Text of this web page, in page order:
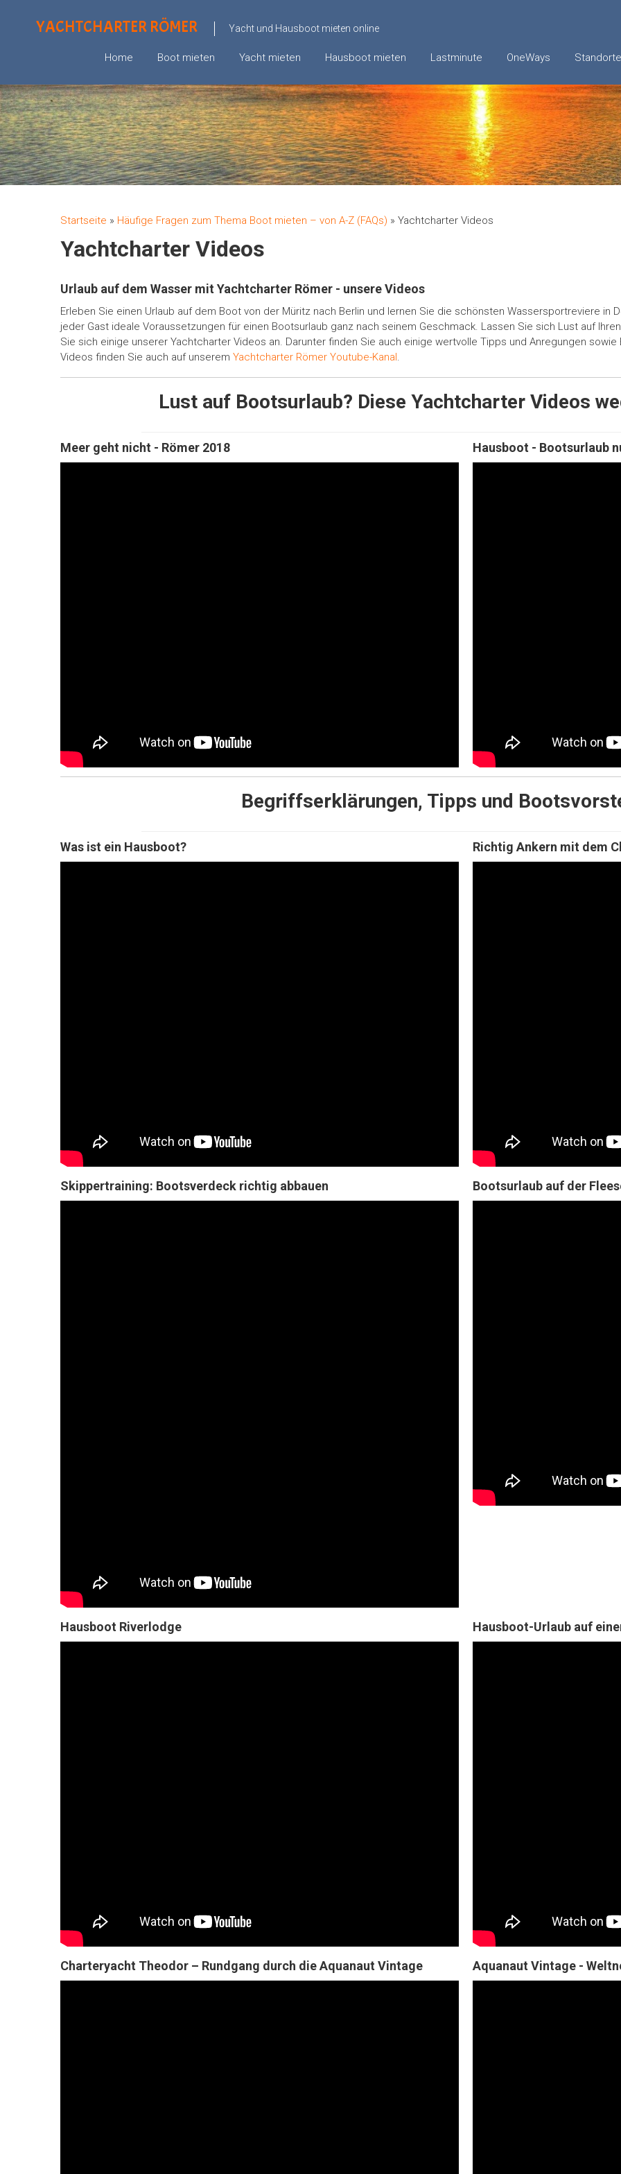
YACHTCHARTER RÖMER Yacht und Hausboot mieten online
Home Boot mieten Yacht mieten Hausboot mieten Lastminute OneWays Standorte
Startseite » Häufige Fragen zum Thema Boot mieten – von A-Z (FAQs) » Yachtcharter Videos
Yachtcharter Videos
Urlaub auf dem Wasser mit Yachtcharter Römer - unsere Videos
Erleben Sie einen Urlaub auf dem Boot von der Müritz nach Berlin und lernen Sie die schönsten Wassersportreviere in
jeder Gast ideale Voraussetzungen für einen Bootsurlaub ganz nach seinem Geschmack. Lassen Sie sich Lust auf
Sie sich einige unserer Yachtcharter Videos an. Darunter finden Sie auch einige wertvolle Tipps und Anregungen
Videos finden Sie auch auf unserem Yachtcharter Römer Youtube-Kanal .
Lust auf Bootsurlaub? Diese Yachtcharter Videos
Meer geht nicht - Römer 2018 Hausboot - Bootsurlaub
Begriffserklärungen, Tipps und
Was ist ein Hausboot? Richtig Ankern mit dem
Skippertraining: Bootsverdeck richtig abbauen Bootsurlaub auf der
Hausboot Riverlodge Hausboot-Urlaub auf
Charteryacht Theodor – Rundgang durch die Aquanaut Vintage Aquanaut Vintage -